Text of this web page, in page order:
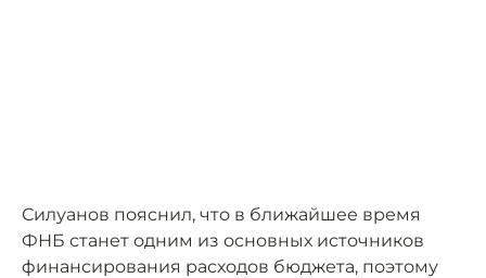
Силуанов пояснил, что в ближайшее время
ФНБ станет одним из основных источников
финансирования расходов бюджета, поэтому